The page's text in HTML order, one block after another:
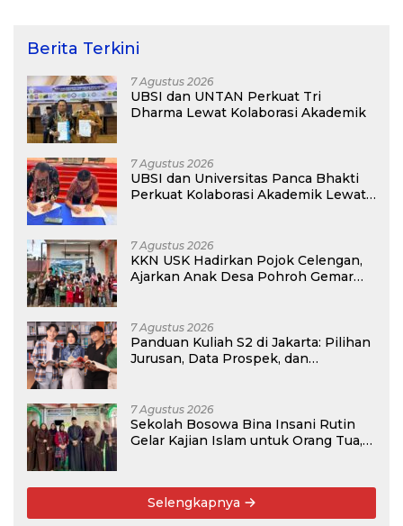
Berita Terkini
7 Agustus 2026
UBSI dan UNTAN Perkuat Tri
Dharma Lewat Kolaborasi Akademik
7 Agustus 2026
UBSI dan Universitas Panca Bhakti
Perkuat Kolaborasi Akademik Lewat
7 Agustus 2026
KKN USK Hadirkan Pojok Celengan,
Ajarkan Anak Desa Pohroh Gemar
7 Agustus 2026
Panduan Kuliah S2 di Jakarta: Pilihan
Jurusan, Data Prospek, dan
7 Agustus 2026
Sekolah Bosowa Bina Insani Rutin
Gelar Kajian Islam untuk Orang Tua,
Selengkapnya